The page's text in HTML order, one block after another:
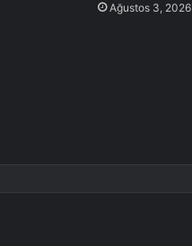
Ağustos 3, 2026